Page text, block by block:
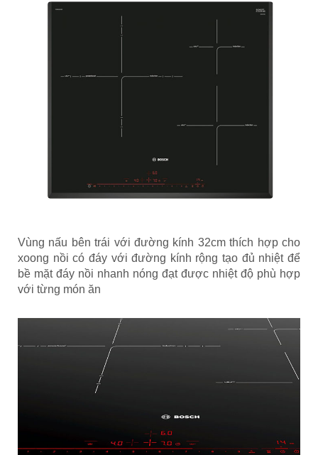
Vùng nấu bên trái với đường kính 32cm thích hợp cho
xoong nồi có đáy với đường kính rộng tạo đủ nhiệt để
bề mặt đáy nồi nhanh nóng đạt được nhiệt độ phù hợp
với từng món ăn